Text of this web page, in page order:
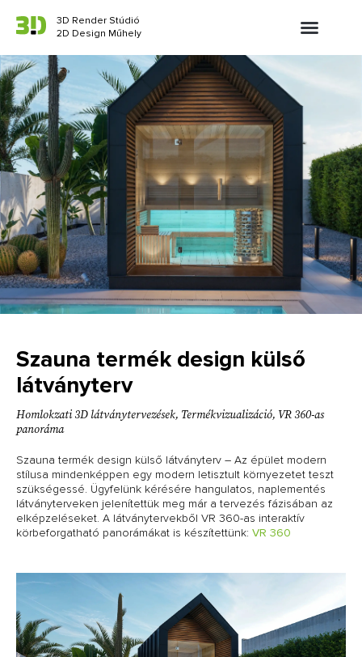
3D Render Stúdió
2D Design Műhely
Szauna termék design külső
látványterv
Homlokzati 3D látványtervezések, Termékvizualizáció, VR 360-as
panoráma
Szauna termék design külső látványterv – Az épület modern
stílusa mindenképpen egy modern letisztult környezetet teszt
szükségessé. Ügyfelünk kérésére hangulatos, naplementés
látványterveken jelenítettük meg már a tervezés fázisában az
elképzeléseket. A látványtervekből VR 360-as interaktív
körbeforgatható panorámákat is készítettünk: VR 360